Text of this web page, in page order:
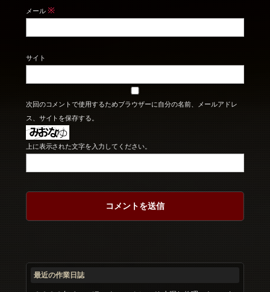
メール ※
サイト
次回のコメントで使用するためブラウザーに自分の名前、メールアドレ
ス、サイトを保存する。
上に表示された文字を入力してください。
最近の作業日誌